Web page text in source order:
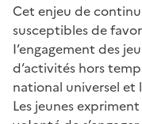
Cet enjeu de
susceptibles de
I’engagement des
d’activités hors
national universel et
Les jeunes